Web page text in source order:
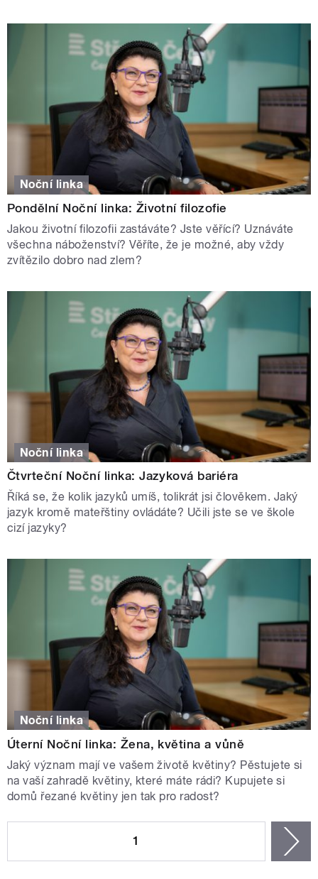
Noční linka
Pondělní Noční linka: Životní filozofie
Jakou životní filozofii zastáváte? Jste věřící? Uznáváte
všechna náboženství? Věříte, že je možné, aby vždy
zvítězilo dobro nad zlem?
Noční linka
Čtvrteční Noční linka: Jazyková bariéra
Říká se, že kolik jazyků umíš, tolikrát jsi člověkem. Jaký
jazyk kromě mateřštiny ovládáte? Učili jste se ve škole
cizí jazyky?
Noční linka
Úterní Noční linka: Žena, květina a vůně
Jaký význam mají ve vašem životě květiny? Pěstujete si
na vaší zahradě květiny, které máte rádi? Kupujete si
domů řezané květiny jen tak pro radost?
1